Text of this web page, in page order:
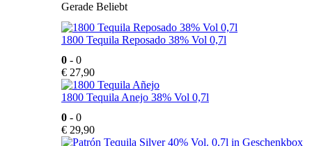
Gerade Beliebt
1800 Tequila Reposado 38% Vol 0,7l
0 - 0
€ 27,90
1800 Tequila Anejo 38% Vol 0,7l
0 - 0
€ 29,90